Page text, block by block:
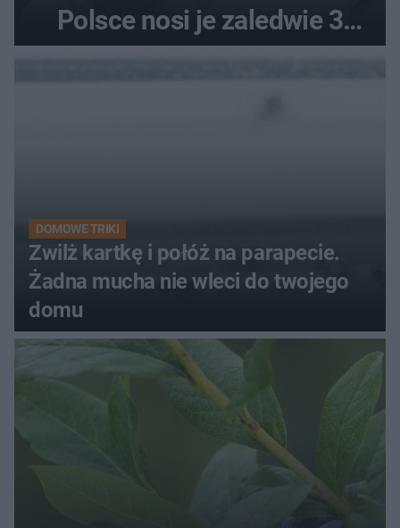
Polsce nosi je zaledwie 3
kobiety
DOMOWE TRIKI
Zwilż kartkę i połóż na parapecie.
Żadna mucha nie wleci do twojego
domu